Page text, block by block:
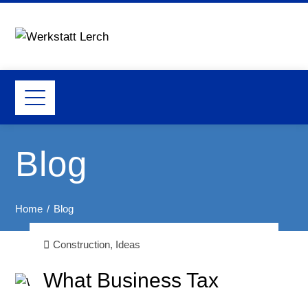
Blog
Home Blog
Construction, Ideas
What Business Tax